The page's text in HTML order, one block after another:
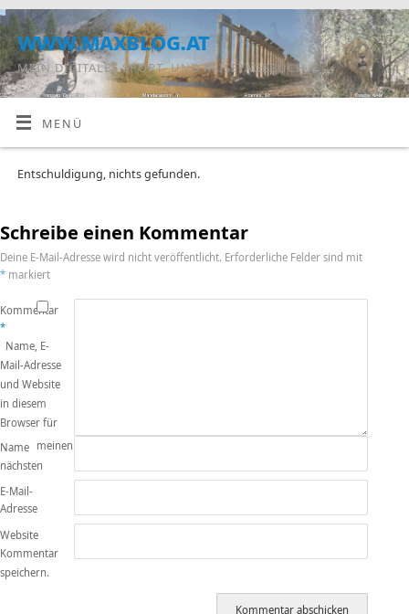
www.maxblog.at
MEIN DIGITALES SPORT- UND REISETAGEBUCH
MENÜ
Entschuldigung, nichts gefunden.
Schreibe einen Kommentar
Deine E-Mail-Adresse wird nicht veröffentlicht. Erforderliche Felder sind mit
* markiert
Kommentar
*
Name
E-Mail-
Adresse
Website
Name, E-
Mail-Adresse
und Website
in diesem
Browser für
meinen
nächsten
Kommentar
speichern.